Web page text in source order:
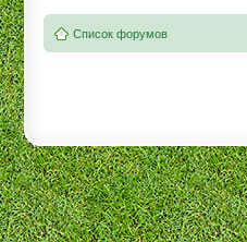
Список форумов